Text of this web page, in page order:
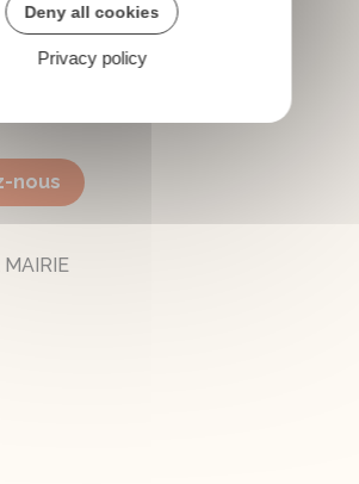
- Lautrait
nous
MAIRIE
Deny all cookies
Privacy policy